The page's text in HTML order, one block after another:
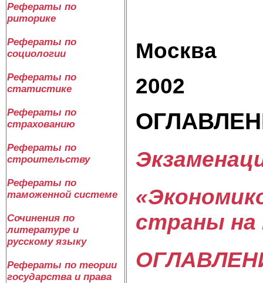
Рефераты по
риторике
Рефераты по
социологии
Рефераты по
статистике
Рефераты по
страхованию
Рефераты по
строительству
Рефераты по
таможенной системе
Сочинения по
литературе и
русскому языку
Рефераты по теории
государства и права
Москва
2002
страны на